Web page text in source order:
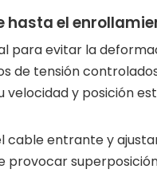
hasta el
evitar la
de tensión
velocidad y posición
cable entrante y